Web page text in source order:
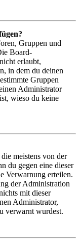
Gruppen und
Board-
erlaubt,
in dem du deinen
Gruppen
Administrator
wieso du keine
meistens von der
du gegen eine dieser
Verwarnung erteilen.
der Administration
mit dieser
Administrator,
verwarnt wurdest.